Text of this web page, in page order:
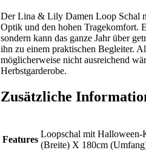
Der Lina & Lily Damen Loop Schal
Optik und den hohen Tragekomfort.
sondern kann das ganze Jahr über
ihn zu einem praktischen Begleiter.
möglicherweise nicht ausreichend
Herbstgarderobe.
Zusätzliche
Features
Loopschal mit
(Breite) X 180cm